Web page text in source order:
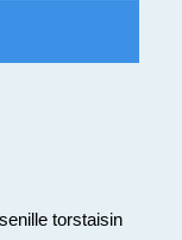
torstaisin